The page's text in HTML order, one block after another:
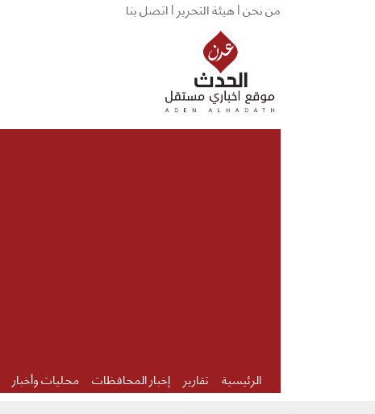
من نحن |هيئة التحرير |اتصل بنا
الرئيسية تقارير إخبار المحافظات محليات وأخبار